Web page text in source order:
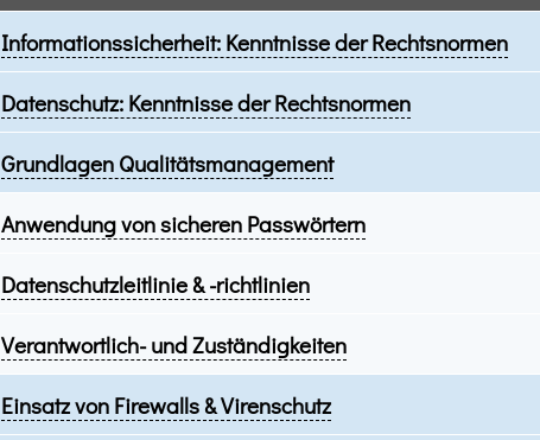
Informationssicherheit: Kenntnisse der Rechtsnormen
Datenschutz: Kenntnisse der Rechtsnormen
Grundlagen Qualitätsmanagement
Anwendung von sicheren Passwörtern
Datenschutzleitlinie & -richtlinien
Verantwortlich- und Zuständigkeiten
Einsatz von Firewalls & Virenschutz